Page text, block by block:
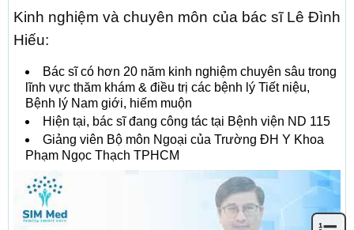
Kinh nghiệm và chuyên môn của bác sĩ Lê Đình
Hiếu:
Bác sĩ có hơn 20 năm kinh nghiệm chuyên sâu trong
lĩnh vực thăm khám & điều trị các bệnh lý Tiết niệu,
Bệnh lý Nam giới, hiếm muộn
Hiện tại, bác sĩ đang công tác tại Bệnh viện ND 115
Giảng viên Bộ môn Ngoại của Trường ĐH Y Khoa
Phạm Ngọc Thạch TPHCM